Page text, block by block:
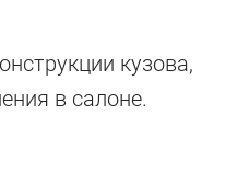
кузова,
в салоне.